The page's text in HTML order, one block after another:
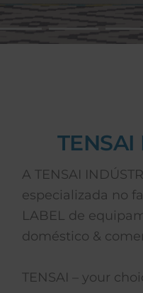
TENSAI
A TENSAI
especializada no
LABEL de
doméstico &
TENSAI – your